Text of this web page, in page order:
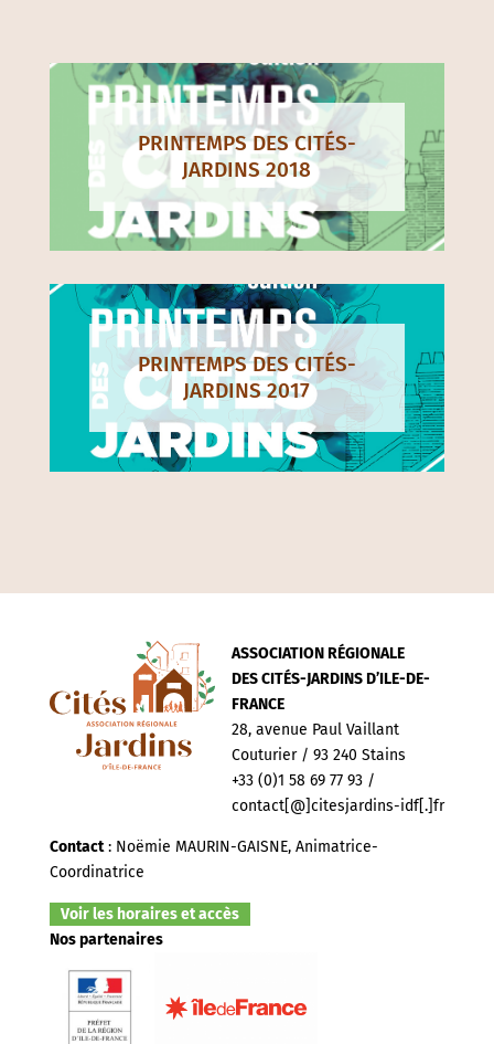
PRINTEMPS DES CITÉS-
JARDINS 2018
PRINTEMPS DES CITÉS-
JARDINS 2017
ASSOCIATION RÉGIONALE
DES CITÉS-JARDINS D’ILE-DE-
FRANCE
28, avenue Paul Vaillant
Couturier / 93 240 Stains
+33 (0)1 58 69 77 93 /
contact[@]citesjardins-idf[.]fr
Contact: Noëmie MAURIN-GAISNE, Animatrice-
Coordinatrice
Voir les horaires et accès
Nos partenaires